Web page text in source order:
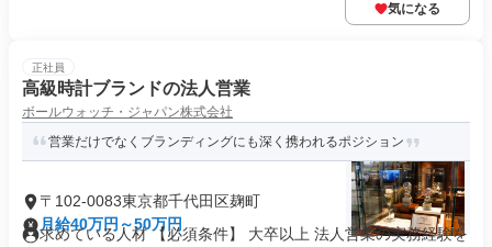
気になる
正社員
高級時計ブランドの法人営業
ボールウォッチ・ジャパン株式会社
営業だけでなくブランディングにも深く携われるポジション
〒102-0083東京都千代田区麹町
月給40万円～50万円
求めている人材 【必須条件】 大卒以上 法人営業の実務経験を